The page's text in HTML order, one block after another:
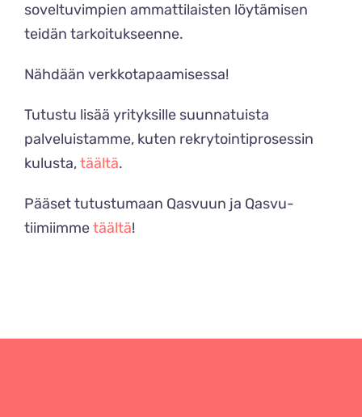
soveltuvimpien ammattilaisten löytämisen
teidän tarkoitukseenne.
Nähdään verkkotapaamisessa!
Tutustu lisää yrityksille suunnatuista
palveluistamme, kuten rekrytointiprosessin
kulusta,täältä.
Pääset tutustumaan Qasvuun ja Qasvu-
tiimiimmetäältä!